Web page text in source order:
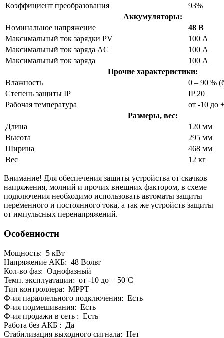
Коэффициент преобразования
93%
Аккумуляторы:
Номинальное напряжение
48 В
Максимальный ток зарядки PV
100 А
Максимальный ток заряда AC
100 А
Максимальный ток заряда
100 А
Прочие характеристики:
Влажность
0 – 90 %
Степень защиты IP
IP 20
Рабочая температура
от -10 до
Размеры, вес:
Длина
120 мм
Высота
295 мм
Ширина
468 мм
Вес
12 кг
Внимание! Для обеспечения защиты устройства от скачков
напряжения, молний и прочих внешних фактором, в схеме
подключения необходимо использовать автоматы защиты
переменного и постоянного тока, а так же устройств защиты
от импульсных перенапряжений.
Особенности
Мощность: 5 кВт
Напряжение АКБ: 48 Вольт
Кол-во фаз: Однофазный
Темп. эксплуатации: от -10 до + 50˚С
Тип контроллера: MPPT
Ф-ия параллельного подключения: Есть
Ф-ия подмешивания: Есть
Ф-ия продажи в сеть : Есть
Работа без АКБ : Да
Стабилизация выходного сигнала: Нет